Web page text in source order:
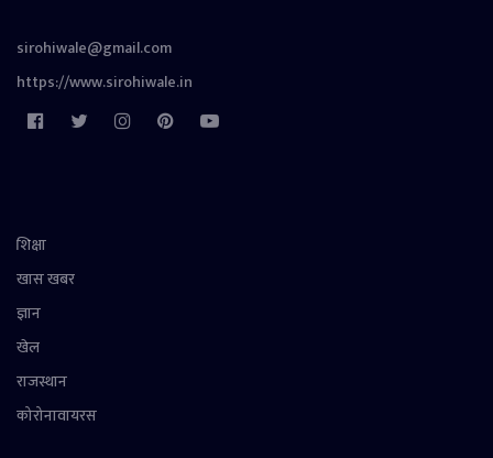
sirohiwale@gmail.com
https://www.sirohiwale.in
शिक्षा
खास खबर
ज्ञान
खेल
राजस्थान
कोरोनावायरस